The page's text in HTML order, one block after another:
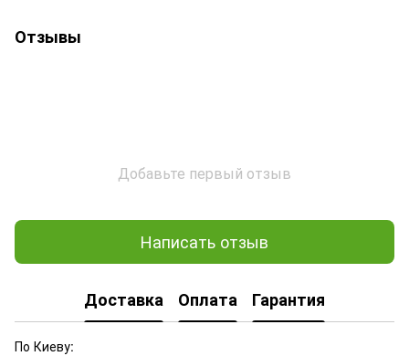
Отзывы
Добавьте первый отзыв
Написать отзыв
Доставка Оплата Гарантия
По Киеву: